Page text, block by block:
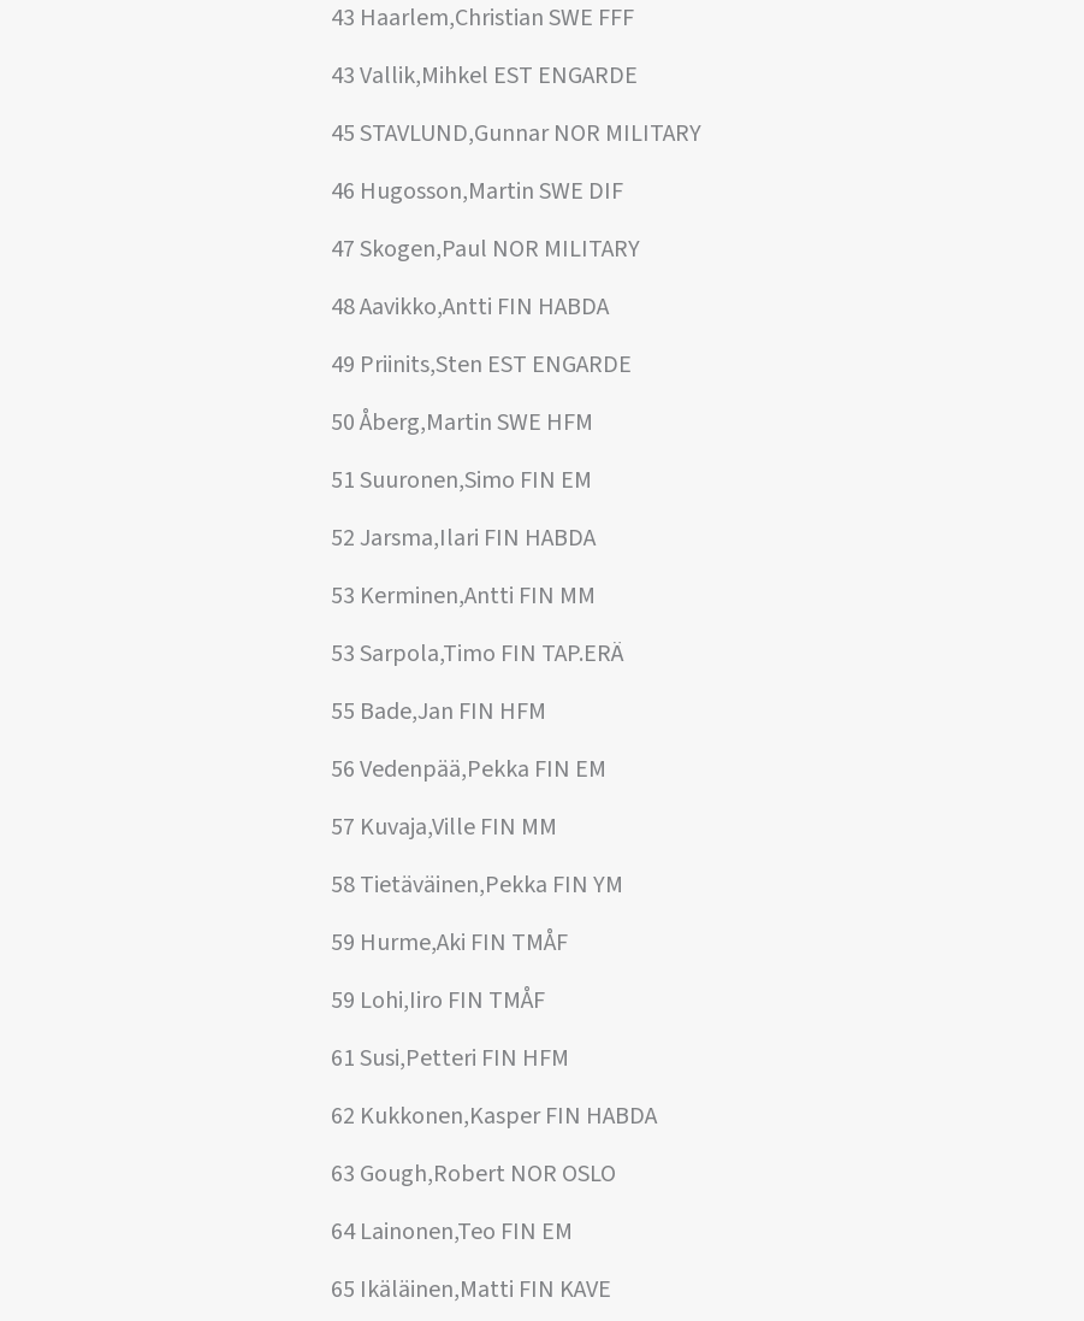
43 Haarlem,Christian SWE FFF
43 Vallik,Mihkel EST ENGARDE
45 STAVLUND,Gunnar NOR MILITARY
46 Hugosson,Martin SWE DIF
47 Skogen,Paul NOR MILITARY
48 Aavikko,Antti FIN HABDA
49 Priinits,Sten EST ENGARDE
50 Åberg,Martin SWE HFM
51 Suuronen,Simo FIN EM
52 Jarsma,Ilari FIN HABDA
53 Kerminen,Antti FIN MM
53 Sarpola,Timo FIN TAP.ERÄ
55 Bade,Jan FIN HFM
56 Vedenpää,Pekka FIN EM
57 Kuvaja,Ville FIN MM
58 Tietäväinen,Pekka FIN YM
59 Hurme,Aki FIN TMÅF
59 Lohi,Iiro FIN TMÅF
61 Susi,Petteri FIN HFM
62 Kukkonen,Kasper FIN HABDA
63 Gough,Robert NOR OSLO
64 Lainonen,Teo FIN EM
65 Ikäläinen,Matti FIN KAVE